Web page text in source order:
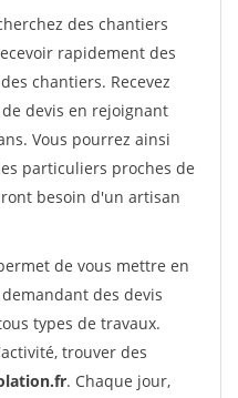
des chantiers
rapidement des
chantiers. Recevez
devis en rejoignant
Vous pourrez ainsi
particuliers proches de
besoin d'un artisan
de vous mettre en
des devis
types de travaux.
trouver des
. Chaque jour,